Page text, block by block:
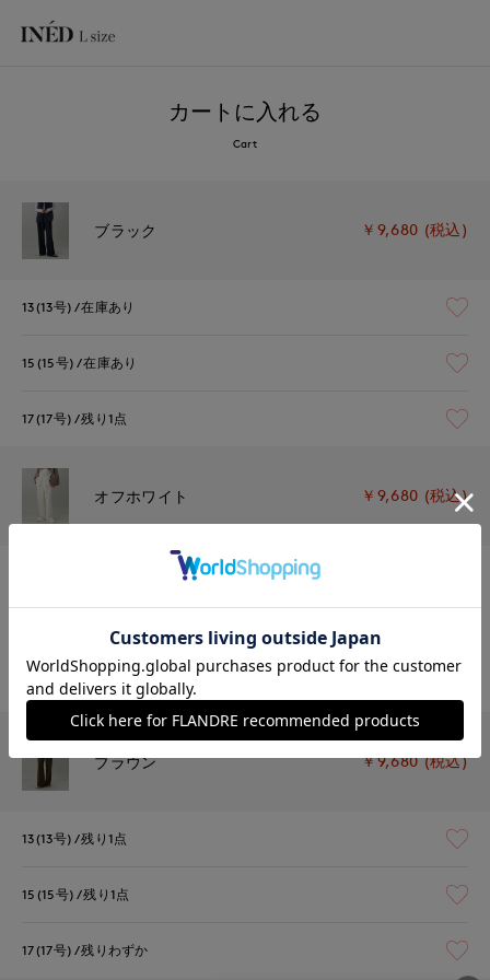
カートに入れる
Cart
ブラック ￥9,680 (税込)
13(13号) 在庫あり
15(15号) 在庫あり
17(17号) 残り1点
オフホワイト ￥9,680 (税込)
残り1点
17(17号) 残りわずか
ブラウン ￥9,680 (税込)
13(13号) 残り1点
15(15号) 残り1点
17(17号) 残りわずか